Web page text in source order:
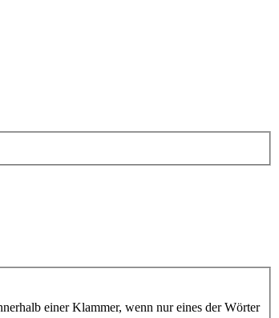
einer Klammer, wenn nur eines der Wörter